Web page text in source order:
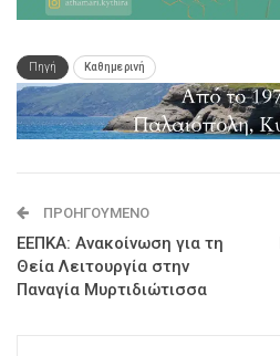
Πηγή Καθημερινή
ΠΡΟΗΓΟΎΜΕΝΟ
ΕΕΠΚΑ: Ανακοίνωση για τη
Θεία Λειτουργία στην
Παναγία Μυρτιδιώτισσα